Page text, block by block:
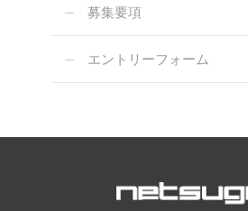
募集要項
エントリーフォーム